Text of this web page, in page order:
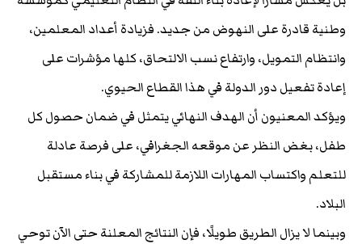
وطنية قادرة على النهوض من جديد. فزيادة أعداد المعلمين،
وانتظام التمويل، وارتفاع نسب الالتحاق، كلها مؤشرات على
إعادة تفعيل دور الدولة في هذا القطاع الحيوي.
ويؤكد المعنيون أن الهدف النهائي يتمثل في ضمان حصول كل
طفل، بغض النظر عن موقعه الجغرافي، على فرصة عادلة
للتعلم واكتساب المهارات اللازمة للمشاركة في بناء مستقبل
البلاد.
وبينما لا يزال الطريق طويلًا، فإن النتائج المعلنة حتى الآن توحي